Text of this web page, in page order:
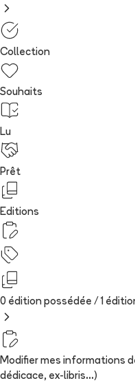
Collection
Souhaits
Lu
Prêt
Editions
0 édition possédée / 1
Modifier mes informations
dédicace, ex-libris...)